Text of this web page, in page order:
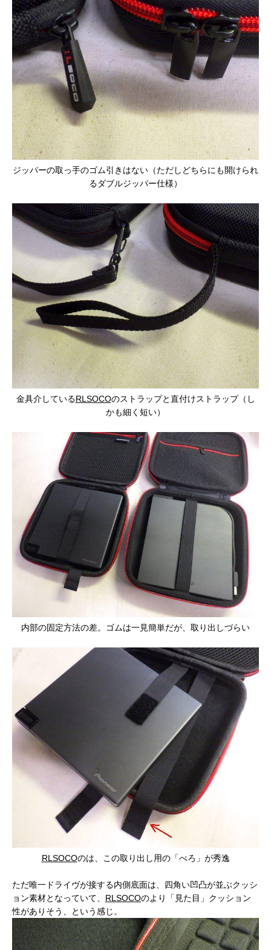
ジッパーの取っ手のゴム引きはない（ただしどちらにも開けられ
るダブルジッパー仕様）
金具介しているRLSOCOのストラップと直付けストラップ（し
かも細く短い）
内部の固定方法の差。ゴムは一見簡単だが、取り出しづらい
RLSOCOのは、この取り出し用の「べろ」が秀逸
ただ唯一ドライヴが接する内側底面は、四角い凹凸が並ぶクッシ
ョン素材となっていて、 RLSOCOのより「見た目」クッション
性がありそう、という感じ。